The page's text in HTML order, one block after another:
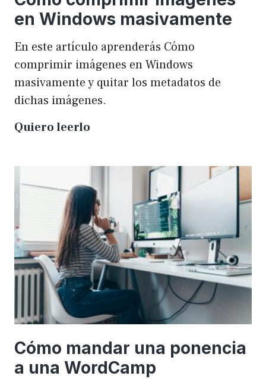
en Windows masivamente
En este artículo aprenderás Cómo
comprimir imágenes en Windows
masivamente y quitar los metadatos de
dichas imágenes.
Quiero leerlo
imágenes
Windows
masivamente
Cómo mandar una ponencia
a una WordCamp